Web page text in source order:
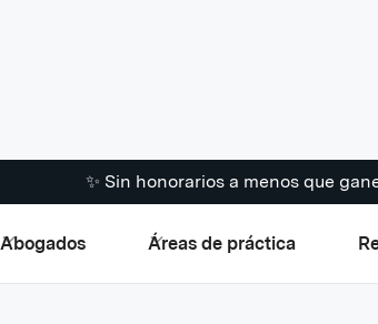
✨ Sin honorarios a menos que
Abogados Áreas de práctica